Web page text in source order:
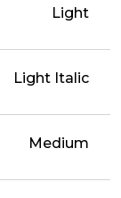
Light
Light Italic
Medium